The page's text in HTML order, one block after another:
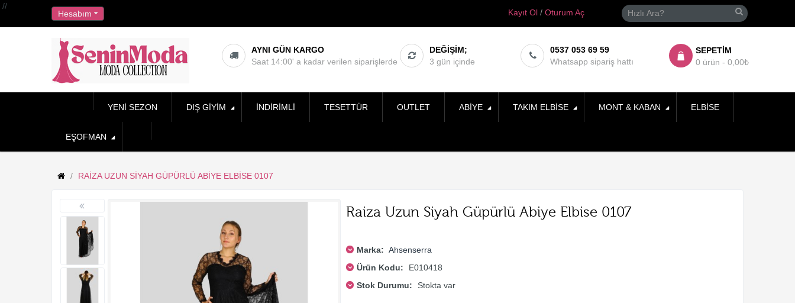
//
Hesabım
Kayıt Ol/ Oturum Aç
AYNI GÜN KARGO
Saat 14:00' a kadar verilen siparişlerde
DEĞIŞIM;
3 gün içinde
0537 053 69 59
Whatsapp sipariş hattı
SEPETIM
0 ürün - 0,00₺
YENI SEZON DIŞ GIYIM İNDIRIMLI TESETTÜR OUTLET ABIYE TAKIM ELBISE MONT & KABAN ELBISE
EŞOFMAN
RAIZA UZUN SIYAH GÜPÜRLÜ ABIYE ELBISE 0107
Raiza Uzun Siyah Güpürlü Abiye Elbise 0107
Marka: Ahsenserra
Ürün Kodu:
E010418
Stok Durumu:
Stokta var